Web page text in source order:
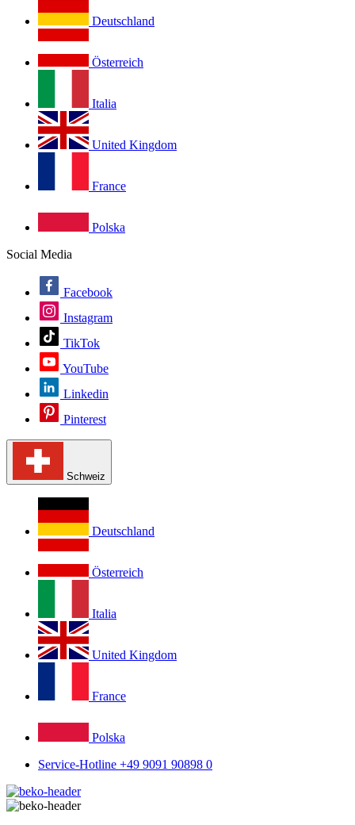
Deutschland
Österreich
Italia
United Kingdom
France
Polska
Social Media
Facebook
Instagram
TikTok
YouTube
Linkedin
Pinterest
Schweiz
Deutschland
Österreich
Italia
United Kingdom
France
Polska
Service-Hotline +49 9091 90898 0